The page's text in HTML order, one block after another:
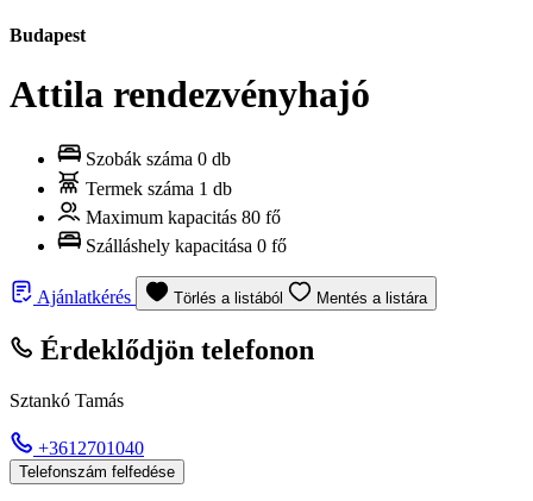
Budapest
Attila rendezvényhajó
Szobák száma 0 db
Termek száma 1 db
Maximum kapacitás 80 fő
Szálláshely kapacitása 0 fő
Ajánlatkérés Törlés a listából Mentés a listára
Érdeklődjön telefonon
Sztankó Tamás
+3612701040
Telefonszám felfedése